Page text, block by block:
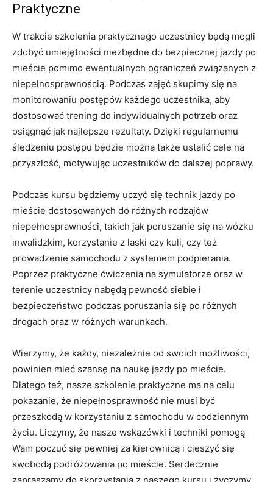
Praktyczne
W trakcie szkolenia praktycznego uczestnicy‍ będą mogli
zdobyć umiejętności niezbędne ⁢do bezpiecznej ‍jazdy po
mieście pomimo ewentualnych ⁤ograniczeń ⁤związanych z
niepełnosprawnością. Podczas zajęć skupimy się na ​
monitorowaniu postępów każdego uczestnika, aby
dostosować ⁢trening do indywidualnych potrzeb oraz
osiągnąć‍ jak najlepsze rezultaty. Dzięki regularnemu ​
śledzeniu postępu będzie można także ⁤ustalić cele⁣ na
przyszłość, motywując uczestników do‌ dalszej poprawy.
Podczas kursu będziemy uczyć się technik jazdy⁢ po
mieście⁣ dostosowanych‍ do różnych rodzajów
⁤niepełnosprawności, takich ⁤jak‌ poruszanie się ⁢na wózku
inwalidzkim, korzystanie⁤ z laski czy kuli,⁢ czy też
⁢prowadzenie ‍samochodu⁤ z systemem podpierania.⁣
Poprzez praktyczne ćwiczenia na symulatorze⁣ oraz w
terenie uczestnicy nabędą pewność siebie i
bezpieczeństwo ⁤podczas poruszania się po⁣ różnych
drogach oraz w różnych warunkach.
Wierzymy, że każdy, niezależnie ⁣od swoich⁣ możliwości,
powinien mieć szansę na naukę jazdy⁤ po mieście.
Dlatego⁣ też, nasze szkolenie praktyczne ma na celu
pokazanie, ⁣że niepełnosprawność nie musi‍ być
przeszkodą w korzystaniu z samochodu w‍ codziennym
życiu.⁤ Liczymy, ⁣że⁣ nasze wskazówki i techniki‌ pomogą
Wam poczuć się pewniej za ⁤kierownicą ​i ‍cieszyć się
swobodą podróżowania po mieście. Serdecznie⁣